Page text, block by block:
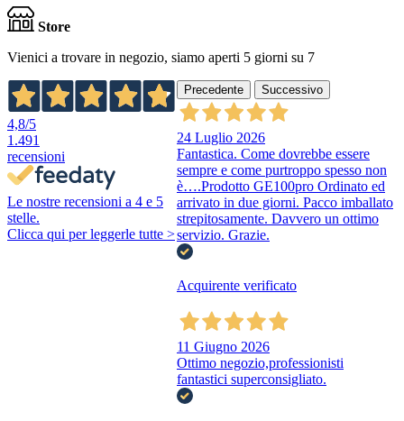
Store
Vienici a trovare in negozio, siamo aperti 5 giorni su 7
4,8/5
1.491
recensioni
Le nostre recensioni a 4 e 5
stelle.
Clicca qui per leggerle tutte >
Precedente Successivo
24 Luglio 2026
Fantastica. Come dovrebbe essere
sempre e come purtroppo spesso non
è….Prodotto GE100pro Ordinato ed
arrivato in due giorni. Pacco imballato
strepitosamente. Davvero un ottimo
servizio. Grazie.
Acquirente verificato
11 Giugno 2026
Ottimo negozio,professionisti
fantastici superconsigliato.